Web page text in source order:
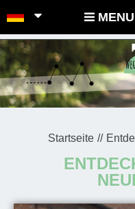
POINTS-NOEUDS MENU
Startseite